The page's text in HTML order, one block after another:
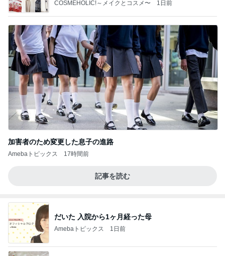
COSMEHOLIC!～メイクとコスメ〜 1日前
加害者のため変更した息子の進路
Amebaトピックス 17時間前
記事を読む
だいた 入院から1ヶ月経った母
Amebaトピックス 1日前